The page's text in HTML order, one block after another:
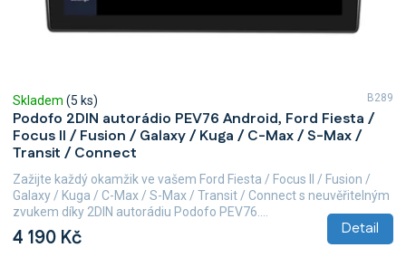
Podofo 2DIN autorádio PEV76 Android, Ford Fiesta /
Focus II / Fusion / Galaxy / Kuga / C-Max / S-Max /
Transit / Connect
Skladem (5 ks)
4 190 Kč Detail
Zažijte každý okamžik ve vašem Ford Fiesta / Focus II / Fusion /
Galaxy / Kuga / C-Max / S-Max / Transit / Connect s neuvěřitelným
zvukem díky 2DIN autorádiu Podofo PEV76....
B289